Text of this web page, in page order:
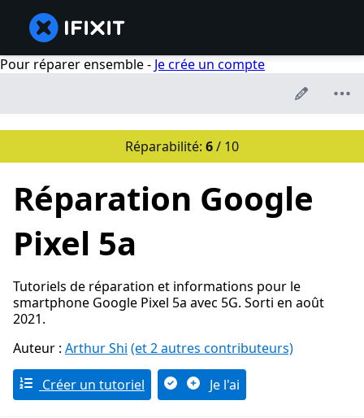
Pour réparer ensemble - Je crée un compte
Réparabilité: 6/ 10
Réparation Google
Pixel 5a
Tutoriels de réparation et informations pour le
smartphone Google Pixel 5a avec 5G. Sorti en août
2021.
Auteur : Arthur Shi (et 2 autres contributeurs)
Créer un tutoriel Je l'ai